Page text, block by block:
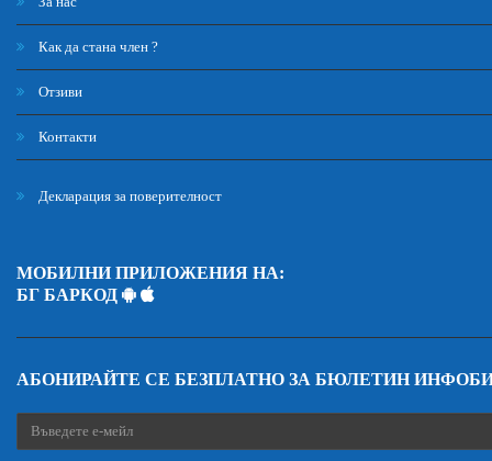
Как да стана член ?
Отзиви
Контакти
Декларация за поверителност
МОБИЛНИ ПРИЛОЖЕНИЯ НА:
БГ БАРКОД
АБОНИРАЙТЕ СЕ БЕЗПЛАТНО ЗА БЮЛЕТИН